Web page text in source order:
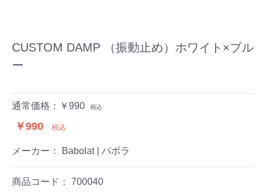
CUSTOM DAMP （振動止め）ホワイト×ブル
ー
通常価格：￥990 税込
￥990 税込
メーカー： Babolat | バボラ
商品コード： 700040